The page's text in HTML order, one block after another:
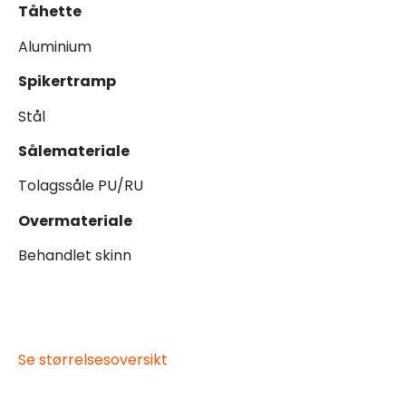
Tåhette
Aluminium
Spikertramp
Stål
Sålemateriale
Tolagssåle PU/RU
Overmateriale
Behandlet skinn
Se størrelsesoversikt